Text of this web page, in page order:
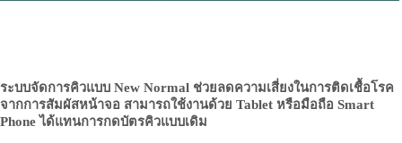
ระบบจัดการคิวแบบ New Normal ช่วยลดความเสี่ยงในการติดเชื้อโรค
จากการสัมผัสหน้าจอ สามารถใช้งานด้วย Tablet หรือมือถือ Smart
Phone ได้แทนการกดบัตรคิวแบบเดิม